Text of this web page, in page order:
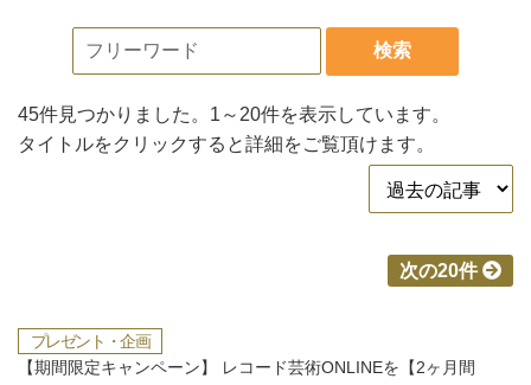
検索
45件見つかりました。 1～20件を表示しています。
タイトルをクリックすると詳細をご覧頂けます。
次の20件
プレゼント・企画
【期間限定キャンペーン】 レコード芸術ONLINEを【2ヶ月間